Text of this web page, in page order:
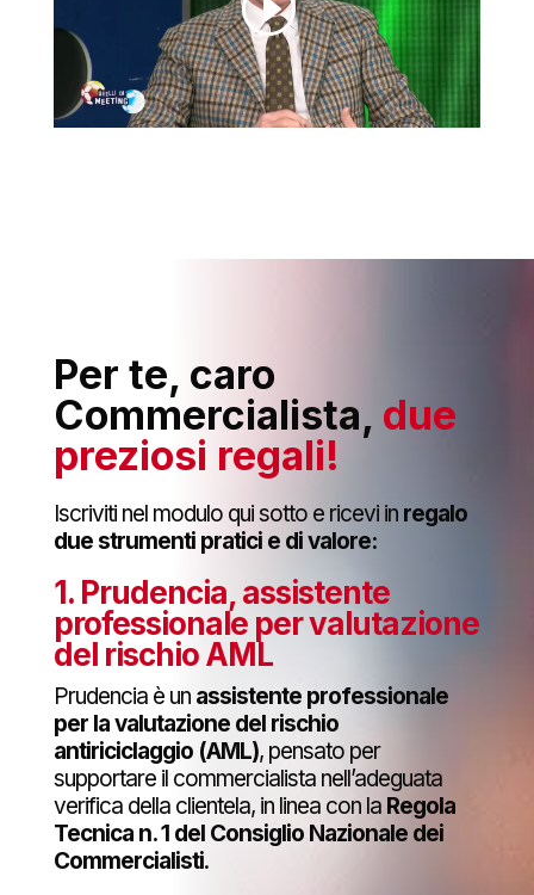
Per te, caro
Commercialista, due
preziosi regali!
Iscriviti nel modulo qui sotto e ricevi in regalo
due strumenti pratici e di valore:
1. Prudencia, assistente
professionale per valutazione
del rischio AML
Prudencia è un assistente professionale
per la valutazione del rischio
antiriciclaggio (AML), pensato per
supportare il commercialista nell’adeguata
verifica della clientela, in linea con la Regola
Tecnica n. 1 del Consiglio Nazionale dei
Commercialisti.